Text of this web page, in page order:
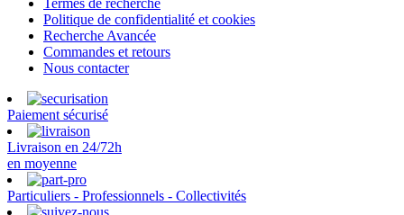
Termes de recherche
Politique de confidentialité et cookies
Recherche Avancée
Commandes et retours
Nous contacter
Paiement sécurisé
Livraison en 24/72h
en moyenne
Particuliers - Professionnels - Collectivités